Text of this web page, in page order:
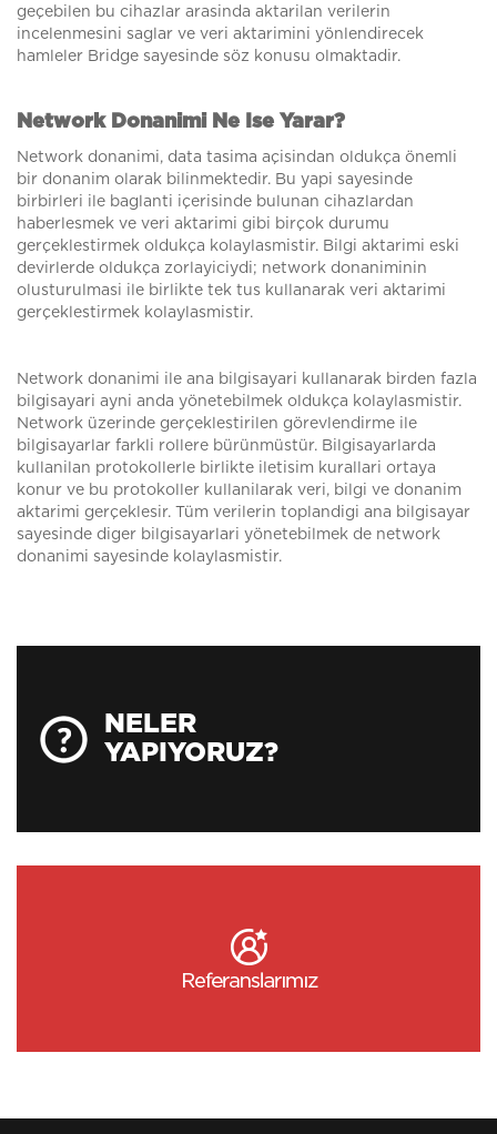
geçebilen bu cihazlar arasinda aktarilan verilerin
incelenmesini saglar ve veri aktarimini yönlendirecek
hamleler Bridge sayesinde söz konusu olmaktadir.
Network Donanimi Ne Ise Yarar?
Network donanimi, data tasima açisindan oldukça önemli
bir donanim olarak bilinmektedir. Bu yapi sayesinde
birbirleri ile baglanti içerisinde bulunan cihazlardan
haberlesmek ve veri aktarimi gibi birçok durumu
gerçeklestirmek oldukça kolaylasmistir. Bilgi aktarimi eski
devirlerde oldukça zorlayiciydi; network donaniminin
olusturulmasi ile birlikte tek tus kullanarak veri aktarimi
gerçeklestirmek kolaylasmistir.
Network donanimi ile ana bilgisayari kullanarak birden fazla
bilgisayari ayni anda yönetebilmek oldukça kolaylasmistir.
Network üzerinde gerçeklestirilen görevlendirme ile
bilgisayarlar farkli rollere bürünmüstür. Bilgisayarlarda
kullanilan protokollerle birlikte iletisim kurallari ortaya
konur ve bu protokoller kullanilarak veri, bilgi ve donanim
aktarimi gerçeklesir. Tüm verilerin toplandigi ana bilgisayar
sayesinde diger bilgisayarlari yönetebilmek de network
donanimi sayesinde kolaylasmistir.
NELER
YAPIYORUZ?